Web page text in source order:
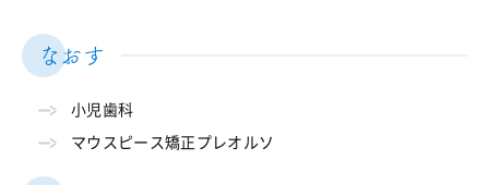
なおす
小児歯科
マウスピース矯正プレオルソ